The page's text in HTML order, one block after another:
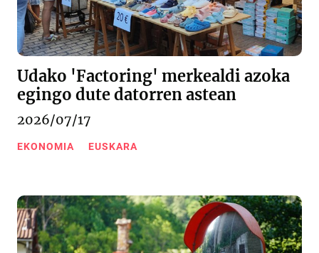
Udako 'Factoring' merkealdi azoka
egingo dute datorren astean
2026/07/17
EKONOMIA EUSKARA